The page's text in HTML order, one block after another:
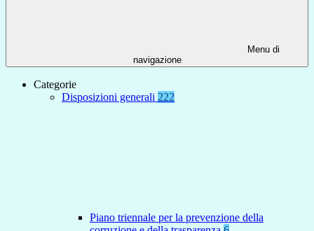
Menu di
navigazione
Categorie
Disposizioni generali 222
Piano triennale per la prevenzione della